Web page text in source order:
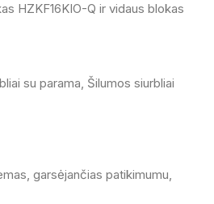
HZKF16KIO-Q ir vidaus blokas
su parama, Šilumos siurbliai
garsėjančias patikimumu,